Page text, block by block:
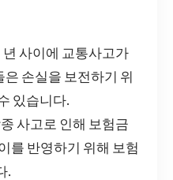
년 사이에 교통사고가
손실을 보전하기 위
있습니다.
사고로 인해 보험금
를 반영하기 위해 보험
.